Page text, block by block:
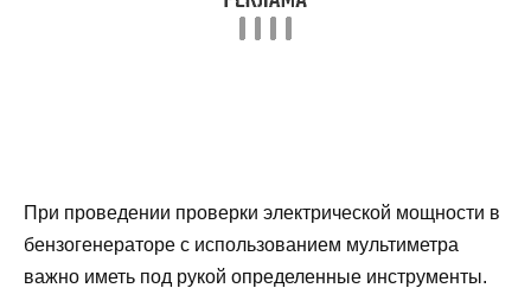
При проведении проверки электрической мощности в
бензогенераторе с использованием мультиметра
важно иметь под рукой определенные инструменты.